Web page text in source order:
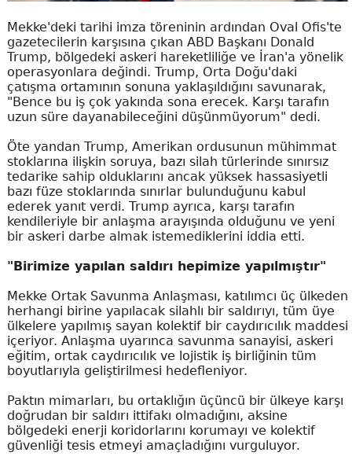
Mekke'deki tarihi imza töreninin ardından Oval Ofis'te
gazetecilerin karşısına çıkan ABD Başkanı Donald
Trump, bölgedeki askeri hareketliliğe ve İran'a yönelik
operasyonlara değindi. Trump, Orta Doğu'daki
çatışma ortamının sonuna yaklaşıldığını savunarak,
"Bence bu iş çok yakında sona erecek. Karşı tarafın
uzun süre dayanabileceğini düşünmüyorum" dedi.
Öte yandan Trump, Amerikan ordusunun mühimmat
stoklarına ilişkin soruya, bazı silah türlerinde sınırsız
tedarike sahip olduklarını ancak yüksek hassasiyetli
bazı füze stoklarında sınırlar bulunduğunu kabul
ederek yanıt verdi. Trump ayrıca, karşı tarafın
kendileriyle bir anlaşma arayışında olduğunu ve yeni
bir askeri darbe almak istemediklerini iddia etti.
"Birimize yapılan saldırı hepimize yapılmıştır"
Mekke Ortak Savunma Anlaşması, katılımcı üç ülkeden
herhangi birine yapılacak silahlı bir saldırıyı, tüm üye
ülkelere yapılmış sayan kolektif bir caydırıcılık maddesi
içeriyor. Anlaşma uyarınca savunma sanayisi, askeri
eğitim, ortak caydırıcılık ve lojistik iş birliğinin tüm
boyutlarıyla geliştirilmesi hedefleniyor.
Paktın mimarları, bu ortaklığın üçüncü bir ülkeye karşı
doğrudan bir saldırı ittifakı olmadığını, aksine
bölgedeki enerji koridorlarını korumayı ve kolektif
güvenliği tesis etmeyi amaçladığını vurguluyor.